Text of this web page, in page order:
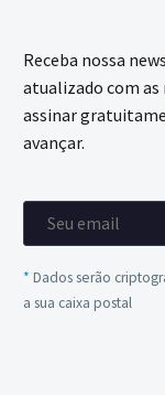
Receba nossa
atualizado com as
assinar
avançar.
* Dados serão
a sua caixa postal